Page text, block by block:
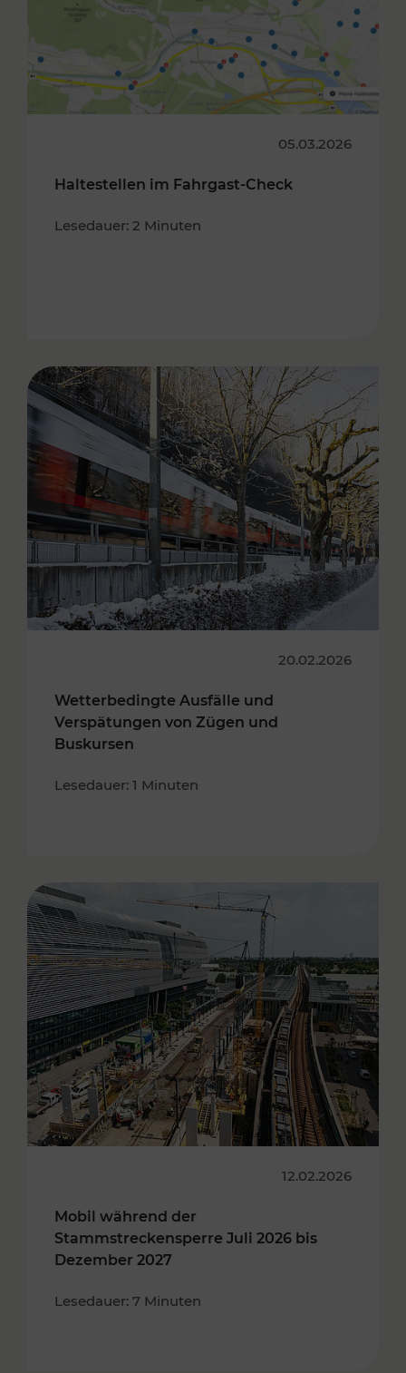
05.03.2026
Haltestellen im Fahrgast-Check
Lesedauer: 2 Minuten
20.02.2026
Wetterbedingte Ausfälle und
Verspätungen von Zügen und
Buskursen
Lesedauer: 1 Minuten
12.02.2026
Mobil während der
Stammstreckensperre Juli 2026 bis
Dezember 2027
Lesedauer: 7 Minuten